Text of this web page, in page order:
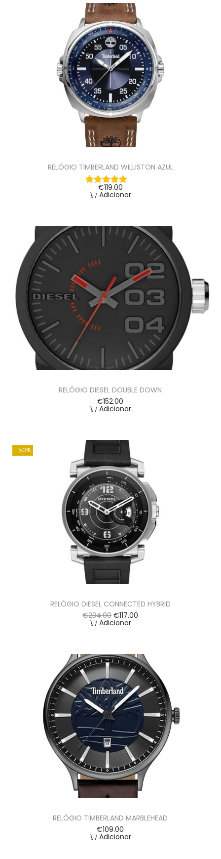
RELÓGIO TIMBERLAND WILLISTON AZUL
€119.00
Adicionar
RELÓGIO DIESEL DOUBLE DOWN
€152.00
Adicionar
-50%
RELÓGIO DIESEL CONNECTED HYBRID
€234.00 €117.00
Adicionar
RELÓGIO TIMBERLAND MARBLEHEAD
€109.00
Adicionar